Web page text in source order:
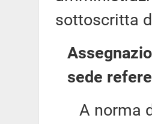
sottoscritta
sede
A norma